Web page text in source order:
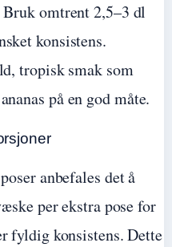
omtrent 2,5–3 dl
konsistens.
tropisk smak som
på en god måte.
anbefales det å
per ekstra pose for
fyldig konsistens. Dette